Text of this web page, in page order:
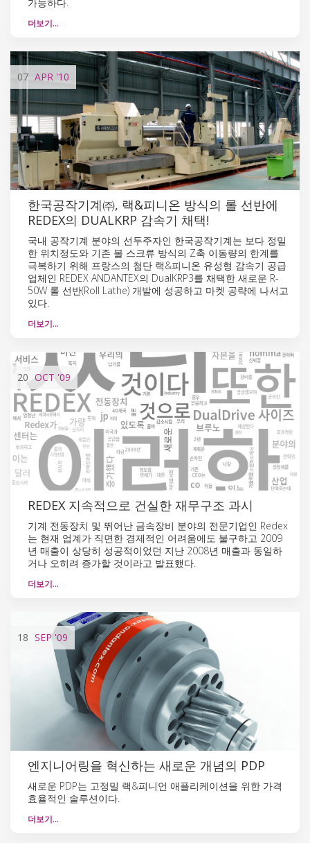
더보기…
07 APR '10
한국공작기계㈜, 랙&피니온 방식의 롤 선반에
REDEX의 DUALKRP 감속기 채택!
국내 공작기계 분야의 선두주자인 한국공작기계는 보다 정밀
한 위치정도와 기존 볼 스크류 방식의 Z축 이동량의 한계를
극복하기 위해 프랑스의 첨단 랙&피니온 유성형 감속기 공급
업체인 REDEX ANDANTEX의 DualKRP3를 채택한 새로운 R-
50W 롤 선반(Roll Lathe) 개발에 성공하고 마켓 공략에 나서고
있다.
더보기…
20 OCT '09
REDEX 지속적으로 건실한 재무구조 과시
기계 전동장치 및 뛰어난 금속장비 분야의 전문기업인 Redex
는 현재 업계가 직면한 경제적인 어려움에도 불구하고 2009
년 매출이 상당히 성공적이었던 지난 2008년 매출과 동일하
거나 오히려 증가할 것이라고 발표했다.
더보기…
18 SEP'09
엔지니어링을 혁신하는 새로운 개념의 PDP
새로운 PDP는 고정밀 랙&피니언 애플리케이션을 위한 가격
효율적인 솔루션이다.
더보기…